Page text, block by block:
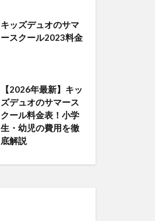
キッズデュオのサマ
ースクール2023料金
【2026年最新】キッ
ズデュオのサマース
クール料金表！小学
生・幼児の費用を徹
底解説